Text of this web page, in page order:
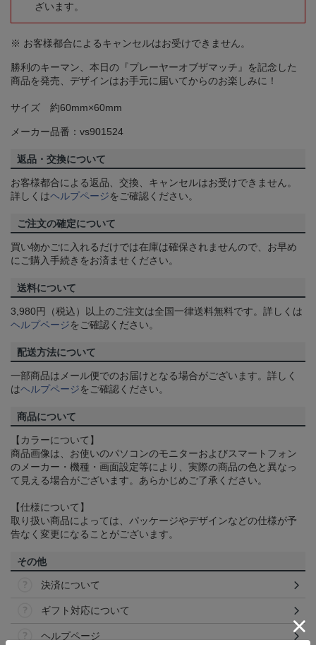
ざいます。
※ お客様都合によるキャンセルはお受けできません。
勝利のキーマン、本日の『プレーヤーオブザマッチ』を記念した
商品を発売、デザインはお手元に届いてからのお楽しみに！
サイズ 約60mm×60mm
メーカー品番：vs901524
返品・交換について
お客様都合による返品、交換、キャンセルはお受けできません。
詳しくはヘルプページをご確認ください。
ご注文の確定について
買い物かごに入れるだけでは在庫は確保されませんので、お早め
にご購入手続きをお済ませください。
送料について
3,980円（税込）以上のご注文は全国一律送料無料です。詳しくは
ヘルプページをご確認ください。
配送方法について
一部商品はメール便でのお届けとなる場合がございます。詳しく
はヘルプページをご確認ください。
商品について
【カラーについて】
商品画像は、お使いのパソコンのモニターおよびスマートフォン
のメーカー・機種・画面設定等により、実際の商品の色と異なっ
て見える場合がございます。あらかじめご了承ください。
【仕様について】
取り扱い商品によっては、パッケージやデザインなどの仕様が予
告なく変更になることがございます。
その他
決済について
ギフト対応について
ヘルプページ